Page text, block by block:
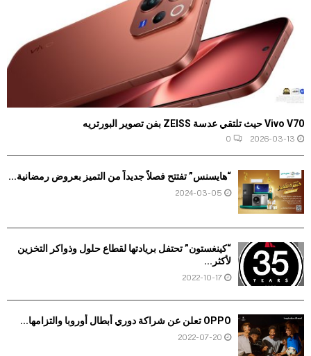
Vivo V70 حيث تلتقي عدسة ZEISS بفن تصوير البورتريه
2026-03-13
0
“هايسنس” تفتتح فصلاً جديداً من التميز بعروض رمضانية...
2024-03-05
“كينغستون” تحتفل بريادتها لقطاع حلول وذواكر التخزين
لأكثر...
2022-10-17
OPPO تعلن عن شراكة دوري أبطال أوروبا والتزامها...
2022-07-20